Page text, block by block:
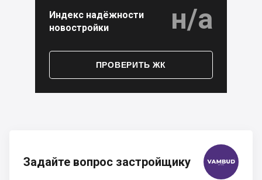
Индекс надёжности
новостройки
н/а
ПРОВЕРИТЬ ЖК
Задайте вопрос застройщику